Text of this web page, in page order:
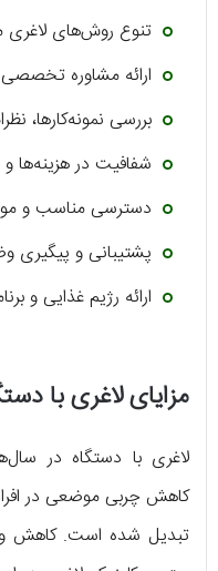
تنوع روش‌های لاغری
ارائه مشاوره
بررسی نمونه‌کارها،
شفافیت در هزینه‌ها و
دسترسی مناسب و
پشتیبانی و پیگیری
ارائه رژیم غذایی و
مزایای لاغری با
لاغری با دستگاه در
کاهش چربی موضعی در
تبدیل شده است. کاهش